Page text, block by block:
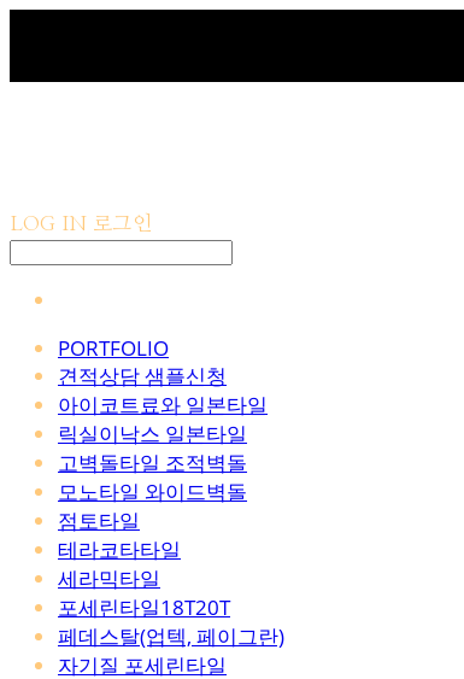
LOG IN 로그인
PORTFOLIO
견적상담 샘플신청
아이코트료와 일본타일
릭실이낙스 일본타일
고벽돌타일 조적벽돌
모노타일 와이드벽돌
점토타일
테라코타타일
세라믹타일
포세린타일18T20T
페데스탈(업텍, 페이그란)
자기질 포세린타일